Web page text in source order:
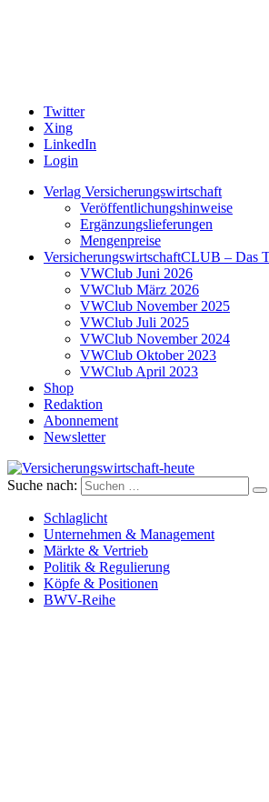
Twitter
Xing
LinkedIn
Login
Verlag Versicherungswirtschaft
Veröffentlichungshinweise
Ergänzungslieferungen
Mengenpreise
VersicherungswirtschaftCLUB – Das
VWClub Juni 2026
VWClub März 2026
VWClub November 2025
VWClub Juli 2025
VWClub November 2024
VWClub Oktober 2023
VWClub April 2023
Shop
Redaktion
Abonnement
Newsletter
Versicherungswirtschaft-heute
Suche nach:
Schlaglicht
Unternehmen & Management
Märkte & Vertrieb
Politik & Regulierung
Köpfe & Positionen
BWV-Reihe